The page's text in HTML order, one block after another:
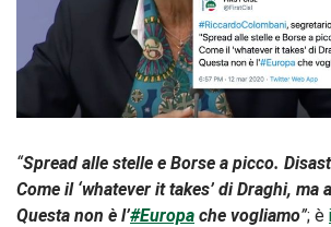
“Spread alle stelle e Borse a picco.
Come il ‘whatever it takes’ di Draghi, ma
Questa non è l’#Europa che vogliamo”; è